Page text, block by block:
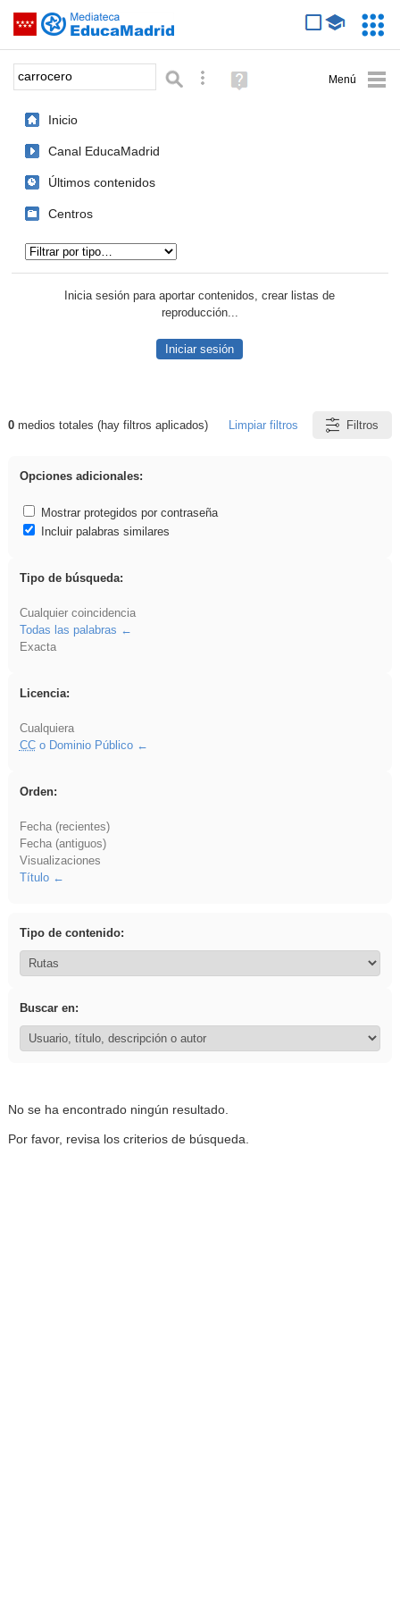
Saltar navegación
Palabra o frase: Búsqueda avanzada
Ayuda
(en
Inicio
Canal EducaMadrid
Últimos contenidos
Centros
Inicia sesión para aportar contenidos, crear listas de
reproducción...
Iniciar sesión
Resultados de: carrocero
0medios totales (hay filtros aplicados) Limpiar filtros Filtros
Opciones adicionales:
Mostrar protegidos por contraseña
Incluir palabras similares
Tipo de búsqueda:
Cualquier coincidencia
Todas las palabras
Exacta
Licencia:
Cualquiera
CCo Dominio Público
Orden:
Fecha (recientes)
Fecha (antiguos)
Visualizaciones
Título
Tipo de contenido:
Buscar en:
No se ha encontrado ningún resultado.
Por favor, revisa los criterios de búsqueda.